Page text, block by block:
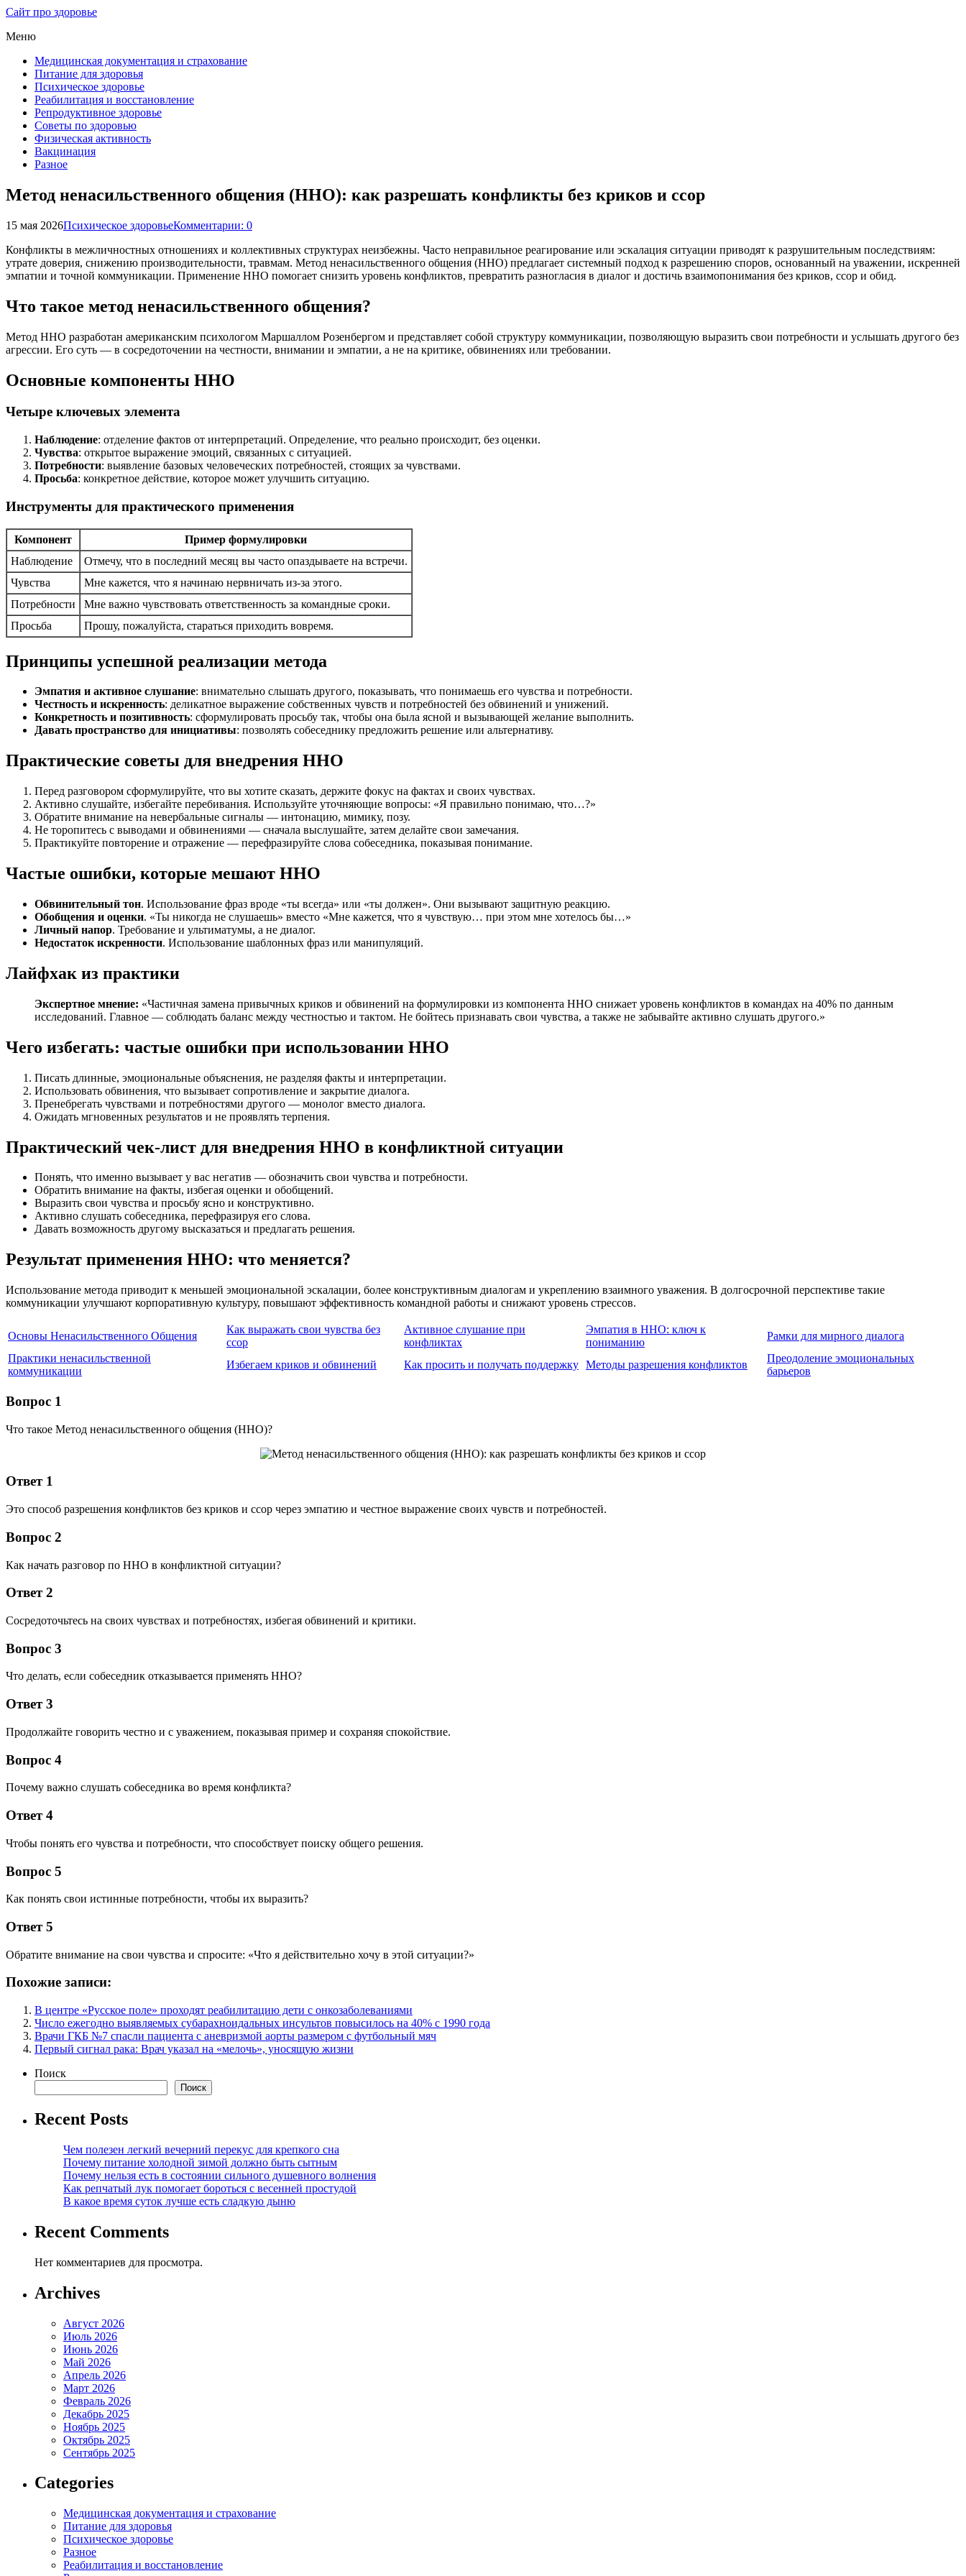
Сайт про здоровье
Меню
Медицинская документация и страхование
Питание для здоровья
Психическое здоровье
Реабилитация и восстановление
Репродуктивное здоровье
Советы по здоровью
Физическая активность
Вакцинация
Разное
Метод ненасильственного общения (ННО): как разрешать конфликты без криков и ссор
15 мая 2026Психическое здоровьеКомментарии: 0
Конфликты в межличностных отношениях и коллективных структурах неизбежны. Часто неправильное реагирование или эскалация ситуации приводят к разрушительным последствиям:
утрате доверия, снижению производительности, травмам. Метод ненасильственного общения (ННО) предлагает системный подход к разрешению споров, основанный на уважении, искренней
эмпатии и точной коммуникации. Применение ННО помогает снизить уровень конфликтов, превратить разногласия в диалог и достичь взаимопонимания без криков, ссор и обид.
Что такое метод ненасильственного общения?
Метод ННО разработан американским психологом Маршаллом Розенбергом и представляет собой структуру коммуникации, позволяющую выразить свои потребности и услышать другого без
агрессии. Его суть — в сосредоточении на честности, внимании и эмпатии, а не на критике, обвинениях или требовании.
Основные компоненты ННО
Четыре ключевых элемента
Наблюдение: отделение фактов от интерпретаций. Определение, что реально происходит, без оценки.
Чувства: открытое выражение эмоций, связанных с ситуацией.
Потребности: выявление базовых человеческих потребностей, стоящих за чувствами.
Просьба: конкретное действие, которое может улучшить ситуацию.
Инструменты для практического применения
Компонент
Пример формулировки
Наблюдение
Отмечу, что в последний месяц вы часто опаздываете на встречи.
Чувства
Мне кажется, что я начинаю нервничать из-за этого.
Потребности
Мне важно чувствовать ответственность за командные сроки.
Просьба
Прошу, пожалуйста, стараться приходить вовремя.
Принципы успешной реализации метода
Эмпатия и активное слушание: внимательно слышать другого, показывать, что понимаешь его чувства и потребности.
Честность и искренность: деликатное выражение собственных чувств и потребностей без обвинений и унижений.
Конкретность и позитивность: сформулировать просьбу так, чтобы она была ясной и вызывающей желание выполнить.
Давать пространство для инициативы: позволять собеседнику предложить решение или альтернативу.
Практические советы для внедрения ННО
Перед разговором сформулируйте, что вы хотите сказать, держите фокус на фактах и своих чувствах.
Активно слушайте, избегайте перебивания. Используйте уточняющие вопросы: «Я правильно понимаю, что…?»
Обратите внимание на невербальные сигналы — интонацию, мимику, позу.
Не торопитесь с выводами и обвинениями — сначала выслушайте, затем делайте свои замечания.
Практикуйте повторение и отражение — перефразируйте слова собеседника, показывая понимание.
Частые ошибки, которые мешают ННО
Обвинительный тон. Использование фраз вроде «ты всегда» или «ты должен». Они вызывают защитную реакцию.
Обобщения и оценки. «Ты никогда не слушаешь» вместо «Мне кажется, что я чувствую… при этом мне хотелось бы…»
Личный напор. Требование и ультиматумы, а не диалог.
Недостаток искренности. Использование шаблонных фраз или манипуляций.
Лайфхак из практики
Экспертное мнение: «Частичная замена привычных криков и обвинений на формулировки из компонента ННО снижает уровень конфликтов в командах на 40% по данным
исследований. Главное — соблюдать баланс между честностью и тактом. Не бойтесь признавать свои чувства, а также не забывайте активно слушать другого.»
Чего избегать: частые ошибки при использовании ННО
Писать длинные, эмоциональные объяснения, не разделяя факты и интерпретации.
Использовать обвинения, что вызывает сопротивление и закрытие диалога.
Пренебрегать чувствами и потребностями другого — монолог вместо диалога.
Ожидать мгновенных результатов и не проявлять терпения.
Практический чек-лист для внедрения ННО в конфликтной ситуации
Понять, что именно вызывает у вас негатив — обозначить свои чувства и потребности.
Обратить внимание на факты, избегая оценки и обобщений.
Выразить свои чувства и просьбу ясно и конструктивно.
Активно слушать собеседника, перефразируя его слова.
Давать возможность другому высказаться и предлагать решения.
Результат применения ННО: что меняется?
Использование метода приводит к меньшей эмоциональной эскалации, более конструктивным диалогам и укреплению взаимного уважения. В долгосрочной перспективе такие
коммуникации улучшают корпоративную культуру, повышают эффективность командной работы и снижают уровень стрессов.
Основы Ненасильственного Общения
Как выражать свои чувства без
ссор
Активное слушание при
конфликтах
Эмпатия в ННО: ключ к
пониманию
Рамки для мирного диалога
Практики ненасильственной
коммуникации
Избегаем криков и обвинений Как просить и получать поддержку Методы разрешения конфликтов
Преодоление эмоциональных
барьеров
Вопрос 1
Что такое Метод ненасильственного общения (ННО)?
Ответ 1
Это способ разрешения конфликтов без криков и ссор через эмпатию и честное выражение своих чувств и потребностей.
Вопрос 2
Как начать разговор по ННО в конфликтной ситуации?
Ответ 2
Сосредоточьтесь на своих чувствах и потребностях, избегая обвинений и критики.
Вопрос 3
Что делать, если собеседник отказывается применять ННО?
Ответ 3
Продолжайте говорить честно и с уважением, показывая пример и сохраняя спокойствие.
Вопрос 4
Почему важно слушать собеседника во время конфликта?
Ответ 4
Чтобы понять его чувства и потребности, что способствует поиску общего решения.
Вопрос 5
Как понять свои истинные потребности, чтобы их выразить?
Ответ 5
Обратите внимание на свои чувства и спросите: «Что я действительно хочу в этой ситуации?»
Похожие записи:
В центре «Русское поле» проходят реабилитацию дети с онкозаболеваниями
Число ежегодно выявляемых субарахноидальных инсультов повысилось на 40% с 1990 года
Врачи ГКБ №7 спасли пациента с аневризмой аорты размером с футбольный мяч
Первый сигнал рака: Врач указал на «мелочь», уносящую жизни
Поиск
Поиск
Recent Posts
Чем полезен легкий вечерний перекус для крепкого сна
Почему питание холодной зимой должно быть сытным
Почему нельзя есть в состоянии сильного душевного волнения
Как репчатый лук помогает бороться с весенней простудой
В какое время суток лучше есть сладкую дыню
Recent Comments
Нет комментариев для просмотра.
Archives
Август 2026
Июль 2026
Июнь 2026
Май 2026
Апрель 2026
Март 2026
Февраль 2026
Декабрь 2025
Ноябрь 2025
Октябрь 2025
Сентябрь 2025
Categories
Медицинская документация и страхование
Питание для здоровья
Психическое здоровье
Разное
Реабилитация и восстановление